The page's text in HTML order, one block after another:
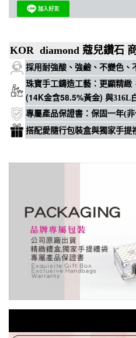
KOR diamond 蔻兒鑽石
採用耐強酸、強鹼、不變色、
珠寶手工鑄造工藝 ： 更顯精緻
(14K金含58.5%黃金) 與316L
專屬產品保證書 ： 保固一年(
搭配愛隨行包裝盒與獨家手提